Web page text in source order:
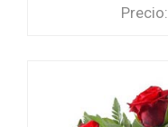
Precio: